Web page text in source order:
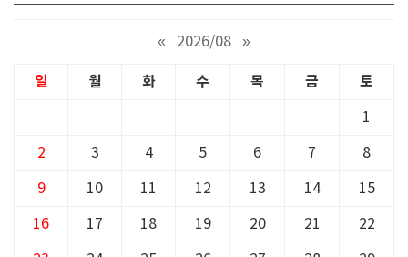
« 2026/08 »
일 월 화 수 목 금 토
1
2 3 4 5 6 7 8
9 10 11 12 13 14 15
16 17 18 19 20 21 22